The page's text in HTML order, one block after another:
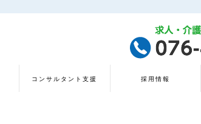
コンサルタント支援 採用情報